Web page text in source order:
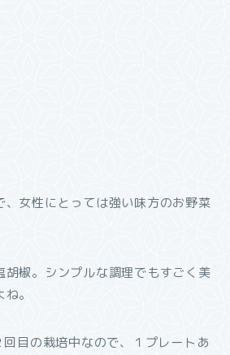
、女性にとっては強い味方のお野菜
胡椒。シンプルな調理でもすごく美
。
目の栽培中なので、１プレートあ